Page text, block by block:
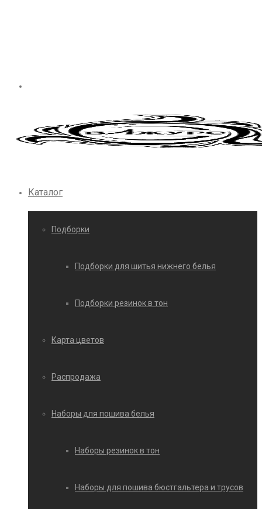
Каталог
Подборки
Подборки для шитья нижнего белья
Подборки резинок в тон
Карта цветов
Распродажа
Наборы для пошива белья
Наборы резинок в тон
Наборы для пошива бюстгальтера и трусов